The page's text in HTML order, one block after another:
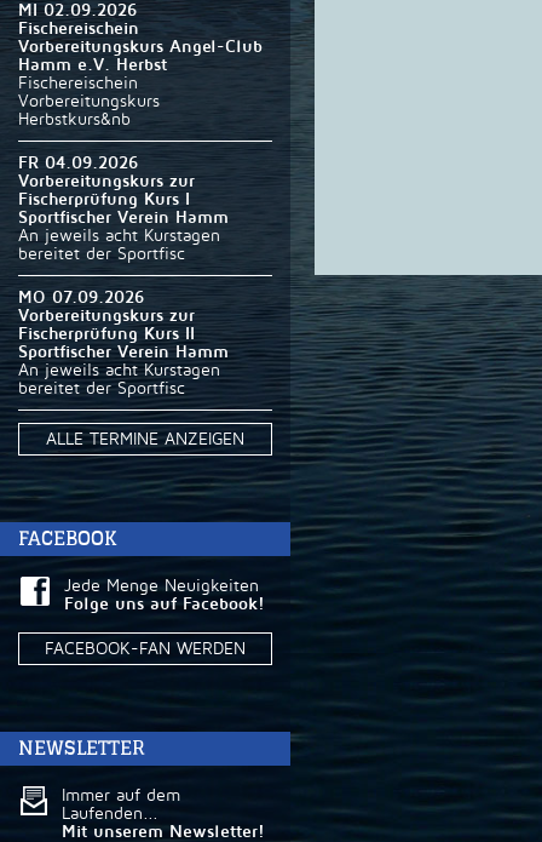
MI 02.09.2026
Fischereischein
Vorbereitungskurs Angel-Club
Hamm e.V. Herbst
Fischereischein
Vorbereitungskurs
Herbstkurs&nb
FR 04.09.2026
Vorbereitungskurs zur
Fischerprüfung Kurs I
Sportfischer Verein Hamm
An jeweils acht Kurstagen
bereitet der Sportfisc
MO 07.09.2026
Vorbereitungskurs zur
Fischerprüfung Kurs II
Sportfischer Verein Hamm
An jeweils acht Kurstagen
bereitet der Sportfisc
ALLE TERMINE ANZEIGEN
FACEBOOK
Jede Menge Neuigkeiten
Folge uns auf Facebook!
FACEBOOK-FAN WERDEN
NEWSLETTER
Immer auf dem
Laufenden...
Mit unserem Newsletter!